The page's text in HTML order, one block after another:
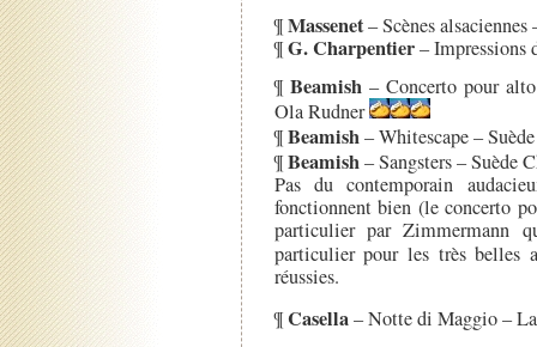
¶Massenet– Scènes
¶G. Charpentier– Impressions
¶ Beamish– Concerto pour alto
Ola Rudner
¶Beamish– Whitescape –
¶Beamish– Sangsters – Suède
Pas du contemporain
fonctionnent bien (le concerto
particulier par Zimmermann
particulier pour les très belles
réussies.
¶Casella– Notte di Maggio –